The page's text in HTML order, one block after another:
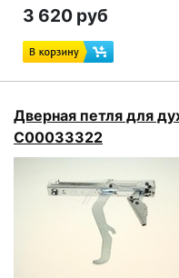
3 620 руб
Дверная петля для
C00033322